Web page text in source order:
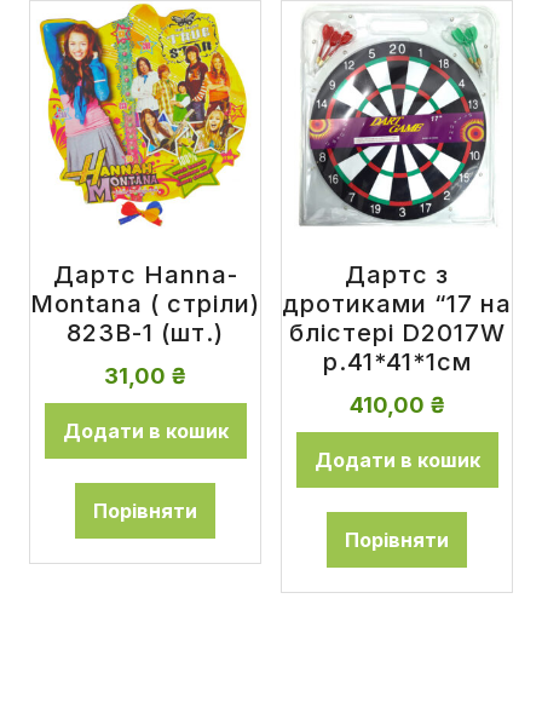
Дартс Hanna-
Montana ( стріли)
823B-1 (шт.)
31,00 ₴
Додати в кошик
Порівняти
Дартс з
дротиками “17 на
блістері D2017W
р.41*41*1см
410,00 ₴
Додати в кошик
Порівняти